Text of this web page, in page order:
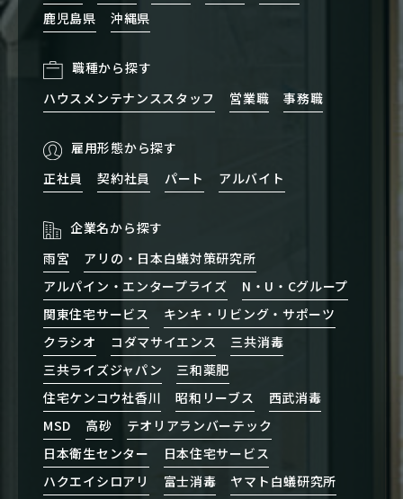
鹿児島県
沖縄県
職種から探す
ハウスメンテナンススタッフ
営業職 事務職
雇用形態から探す
正社員
契約社員 パート アルバイト
企業名から探す
雨宮
アリの・日本白蟻対策研究所
アルパイン・エンタープライズ
N・U・Cグループ
関東住宅サービス
キンキ・リビング・サポーツ
クラシオ
コダマサイエンス
三共消毒
三共ライズジャパン
三和薬肥
住宅ケンコウ社香川
昭和リーブス
西武消毒
MSD
高砂
テオリアランバーテック
日本衛生センター
日本住宅サービス
ハクエイシロアリ
富士消毒
ヤマト白蟻研究所